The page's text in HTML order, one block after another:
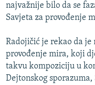
TV LIBERTY
MOJA EVROPA
TRI DECENIJE OD RATA U BIH
SVE KARTE DEJTONA
Sve RFE/RL stranice
najvažnije bilo da se
Savjeta za provođenje
Radojičić je rekao da je
provođenje mira, koji
takvu kompoziciju u
Dejtonskog